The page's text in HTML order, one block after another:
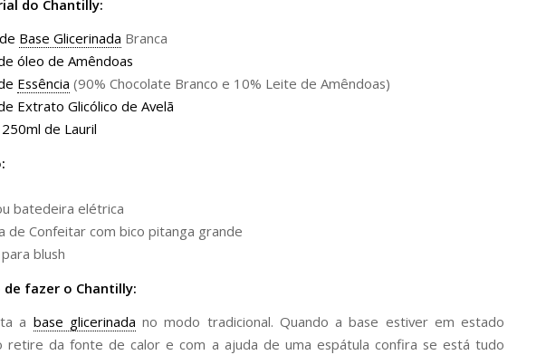
do Chantilly:
Base Glicerinada Branca
óleo de Amêndoas
Essência (90% Chocolate Branco e 10% Leite de Amêndoas)
Extrato Glicólico de Avelã
de Lauril
batedeira elétrica
de Confeitar com bico pitanga grande
blush
de fazer o Chantilly:
a base glicerinada no modo tradicional. Quando a base estiver em estado
retire da fonte de calor e com a ajuda de uma espátula confira se está tudo